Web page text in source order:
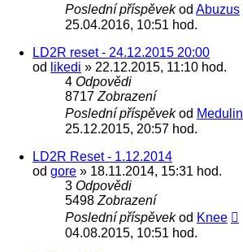
Poslední příspěvekod Abuzus
25.04.2016, 10:51 hod.
LD2R reset - 24.12.2015 20:00
od
likedi » 22.12.2015, 11:10 hod.
4 Odpovědi
8717 Zobrazení
Poslední příspěvekod Medulin
25.12.2015, 20:57 hod.
LD2R Reset - 1.12.2014
od gore » 18.11.2014, 15:31 hod.
3 Odpovědi
5498 Zobrazení
Poslední příspěvekod Knee
04.08.2015, 10:51 hod.